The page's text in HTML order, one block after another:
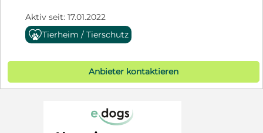
Aktiv seit: 17.01.2022
Tierheim / Tierschutz
Anbieter kontaktieren